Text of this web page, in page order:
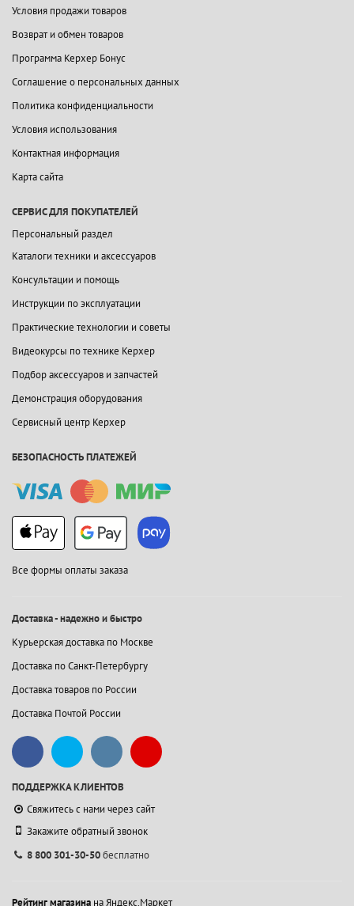
Условия продажи товаров
Возврат и обмен товаров
Программа Керхер Бонус
Соглашение о персональных данных
Политика конфиденциальности
Условия использования
Контактная информация
Карта сайта
СЕРВИС ДЛЯ ПОКУПАТЕЛЕЙ
Персональный раздел
Каталоги техники и аксессуаров
Консультации и помощь
Инструкции по эксплуатации
Практические технологии и советы
Видеокурсы по технике Керхер
Подбор аксессуаров и запчастей
Демонстрация оборудования
Сервисный центр Керхер
БЕЗОПАСНОСТЬ ПЛАТЕЖЕЙ
Все формы оплаты заказа
Доставка - надежно и быстро
Курьерская доставка по Москве
Доставка по Санкт-Петербургу
Доставка товаров по России
Доставка Почтой России
ПОДДЕРЖКА КЛИЕНТОВ
Свяжитесь с нами через сайт
Закажите обратный звонок
8 800 301-30-50бесплатно
Рейтинг магазина на Яндекс.Маркет